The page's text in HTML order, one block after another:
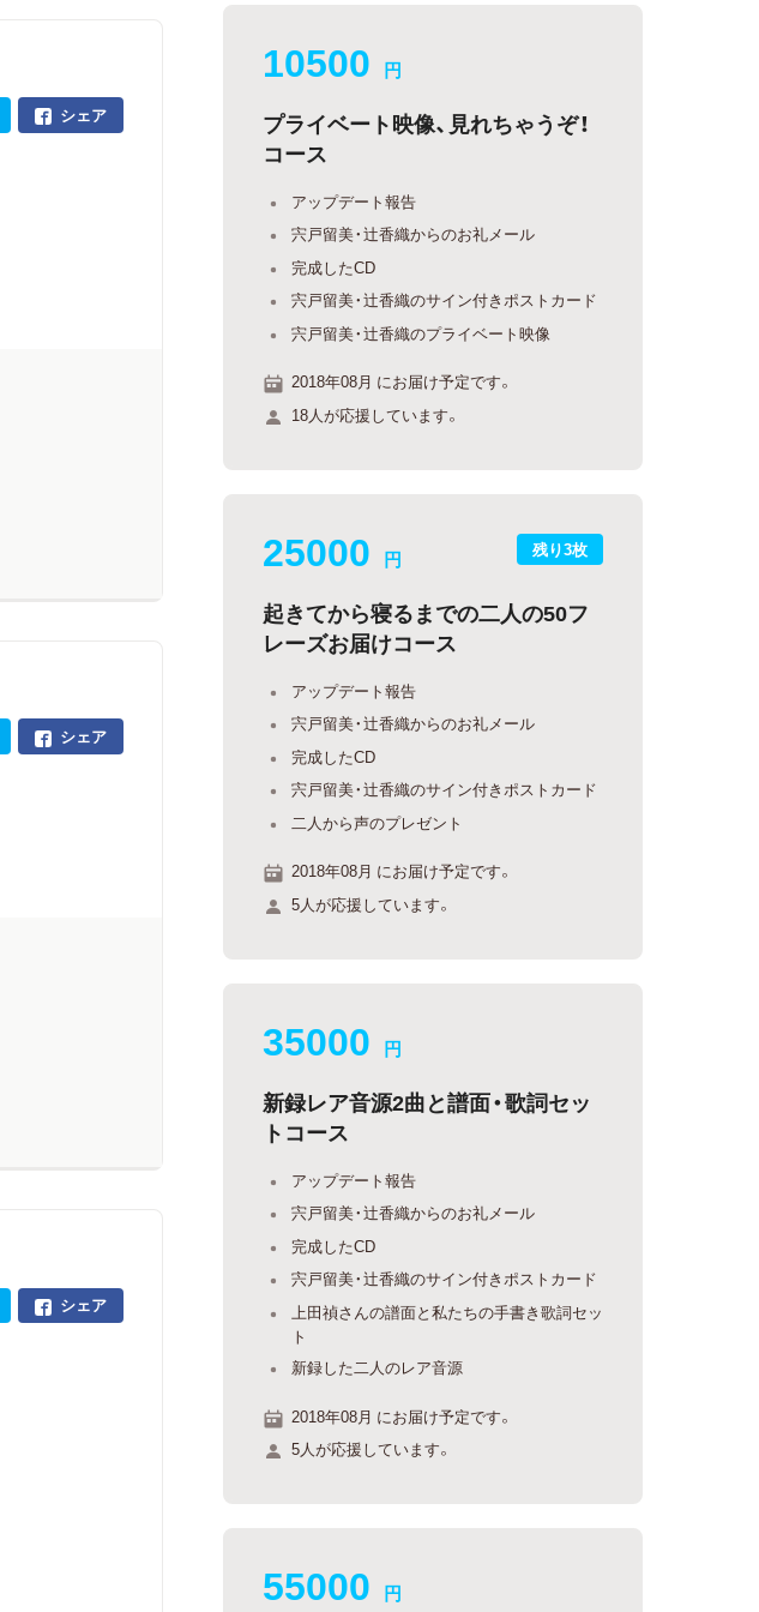
シェア
シェア
シェア
10500 円
プライベート映像、見れちゃうぞ！
コース
アップデート報告
宍戸留美・辻香織からのお礼メール
完成したCD
宍戸留美・辻香織のサイン付きポストカード
宍戸留美・辻香織のプライベート映像
2018年08月 にお届け予定です。
18人が応援しています。
残り3枚
25000 円
起きてから寝るまでの二人の50フ
レーズお届けコース
アップデート報告
宍戸留美・辻香織からのお礼メール
完成したCD
宍戸留美・辻香織のサイン付きポストカード
二人から声のプレゼント
2018年08月 にお届け予定です。
5人が応援しています。
35000 円
新録レア音源2曲と譜面・歌詞セッ
トコース
アップデート報告
宍戸留美・辻香織からのお礼メール
完成したCD
宍戸留美・辻香織のサイン付きポストカード
上田禎さんの譜面と私たちの手書き歌詞セッ
ト
新録した二人のレア音源
2018年08月 にお届け予定です。
5人が応援しています。
55000 円